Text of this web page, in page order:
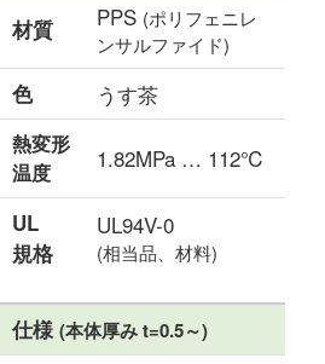
材質 PPS (ポリフェニレ
ンサルファイド)
色 うす茶
熱変形
温度
1.82MPa … 112℃
UL
規格
UL94V-0
(相当品、材料)
仕様(本体厚み t=0.5～)